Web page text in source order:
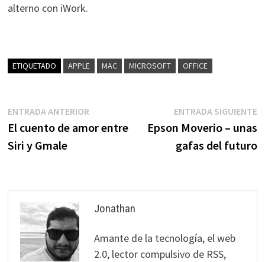
alterno con iWork.
ETIQUETADO APPLE MAC MICROSOFT OFFICE
Navegación
de
entradas
ENTRADA ANTERIOREntrada
anterior:
El cuento de amor entre
Siri y Gmale
ENTRADA SIGUIENTE
Epson Moverio – unas
gafas del futuro
Jonathan
Amante de la tecnología, el web
2.0, lector compulsivo de RSS,